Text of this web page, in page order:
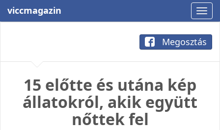
viccmagazin
Megosztás
15 előtte és utána kép
állatokról, akik együtt
nőttek fel